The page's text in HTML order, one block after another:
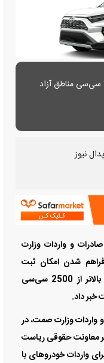
پدال نیوز: واردات خودروهای بالای ۲۵۰۰ سی‌سی مناطق آزاد
نیوز
و واردات وزارت
شدن امکان ثبت
سفارش واردات خودروهای با حجم موتور بالاتر از 2500 سی‌سی
خبر داد.
واردات وزارت صمت، در
معاونت حقوقی ریاست
واردات خودروهای با